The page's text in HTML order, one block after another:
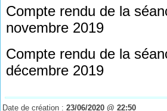
Compte rendu de la
novembre 2019
Compte rendu de la
décembre 2019
Date de création :23/06/2020 @ 22:50